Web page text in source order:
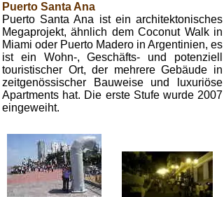
Puerto Santa Ana
Puerto Santa Ana ist ein architektonisches
Megaprojekt, ähnlich dem Coconut Walk in
Miami oder Puerto Madero in Argentinien, es
ist ein Wohn-, Geschäfts- und potenziell
touristischer Ort, der mehrere Gebäude in
zeitgenössischer Bauweise und luxuriöse
Apartments hat. Die erste Stufe wurde 2007
eingeweiht.